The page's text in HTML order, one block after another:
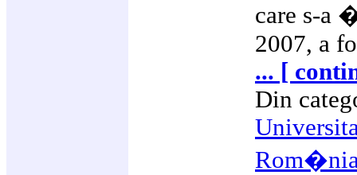
care s-a
2007, a
... [
Din